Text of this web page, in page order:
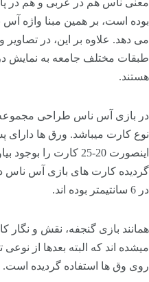
بوده است، بر همین مبنا واژه
می دهد. علاوه بر این، در تصاویر
طبقات مختلف جامعه به نمایش
هستند.
نوع کارت میباشد. ورق ها دارای
اینصورت 20-25 کارت
در 6 سانتیمتر بوده اند.
همانند بازی گنجفه، نقش و نگار
میشده اند که البته بعدها از
روی وق ها استفاده گردیده است.